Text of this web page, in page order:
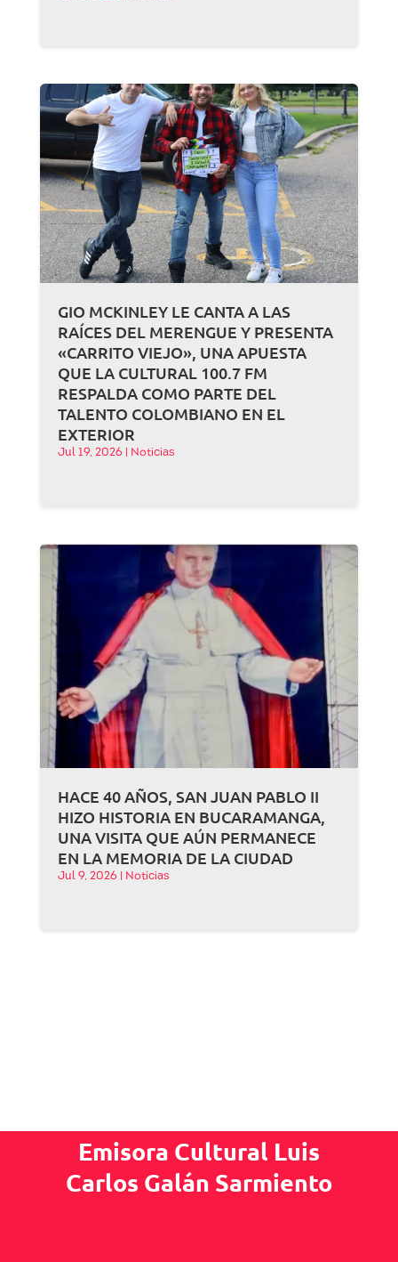
GIO MCKINLEY LE CANTA A LAS
RAÍCES DEL MERENGUE Y PRESENTA
«CARRITO VIEJO», UNA APUESTA
QUE LA CULTURAL 100.7 FM
RESPALDA COMO PARTE DEL
TALENTO COLOMBIANO EN EL
EXTERIOR
Jul 19, 2026 Noticias
HACE 40 AÑOS, SAN JUAN PABLO II
HIZO HISTORIA EN BUCARAMANGA,
UNA VISITA QUE AÚN PERMANECE
EN LA MEMORIA DE LA CIUDAD
Jul 9, 2026 Noticias
Emisora Cultural Luis
Carlos Galán Sarmiento